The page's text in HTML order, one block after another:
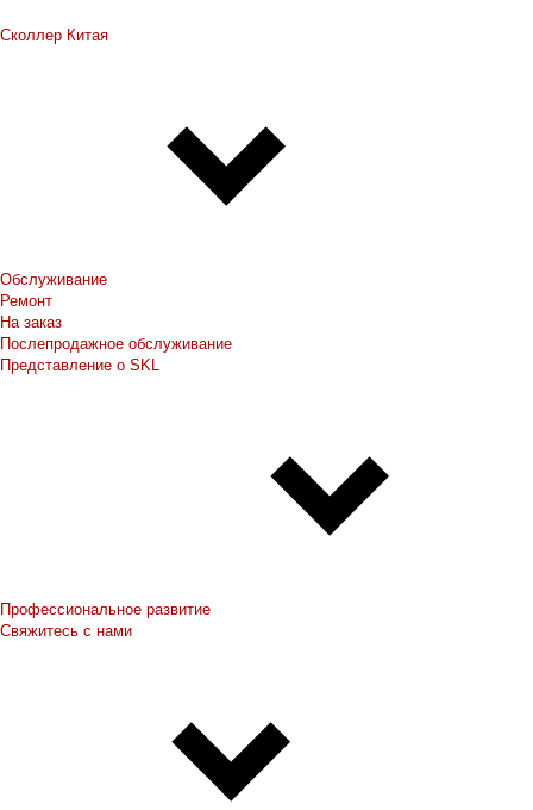
Сколлер Китая
Обслуживание
Ремонт
На заказ
Послепродажное обслуживание
Представление о SKL
Профессиональное развитие
Свяжитесь с нами